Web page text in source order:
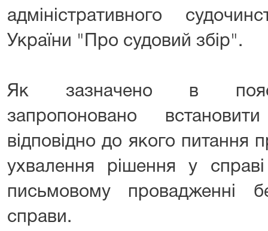
адміністративного
України "Про судовий збір".
Як зазначено в
запропоновано
відповідно до якого питання
ухвалення рішення у
письмовому провадженні
справи.